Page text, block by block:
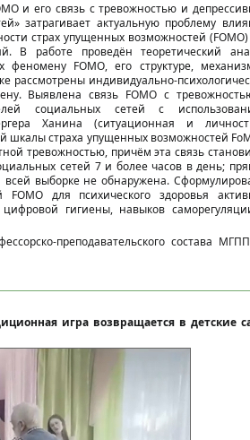
и его связь с тревожностью и
затрагивает актуальную проблему
страх упущенных возможностей (FOMO)
В работе проведён теоретический
FOMO, его структуре,
рассмотрены индивидуально-
Выявлена связь FOMO с
социальных сетей с
Ханина (ситуационная и
шкалы страха упущенных возможностей
тревожностью, причём эта связь
сетей 7 и более часов в день;
всей выборке не обнаружена.
для психического здоровья
гигиены, навыков
преподавательского состава
игра возвращается в детские